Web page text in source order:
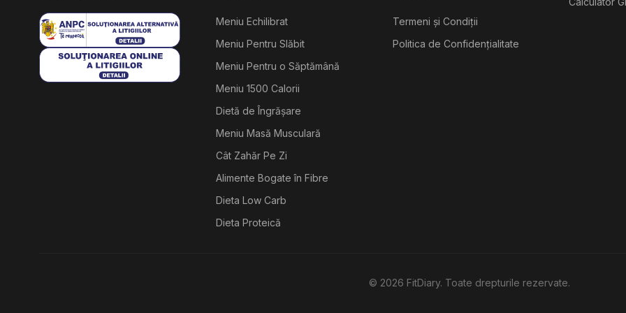
Meniu Echilibrat
Meniu Pentru Slăbit
Meniu Pentru o Săptămână
Meniu 1500 Calorii
Dietă de Îngrășare
Meniu Masă Musculară
Cât Zahăr Pe Zi
Alimente Bogate în Fibre
Dieta Low Carb
Dieta Proteică
Termeni și Condiții
Politica de Confidențialitate
© 2026 FitDiary. Toate drepturile rezervate.